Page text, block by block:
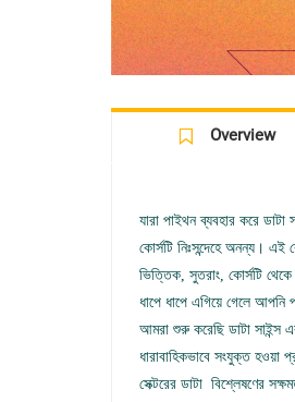
Overview
যারা পাইথন ব্যবহার করে
কোর্সটি নিঃসন্দেহে অনন্য। এই
ভিত্তিক, সুতরাং, কোর্সটি
ধাপে ধাপে এগিয়ে গেলে আপনি
আমরা শুরু করেছি ডাটা সাইন্স
ধারাবাহিকভাবে সংযুক্ত
সেক্টরের ডাটা বিশ্লেষণের